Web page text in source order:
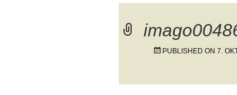
PUBLISHED ON 7.